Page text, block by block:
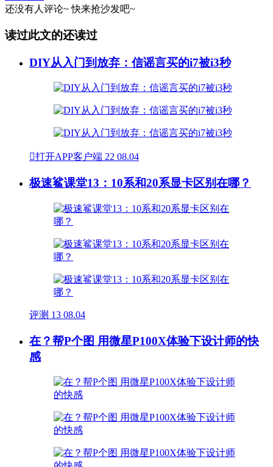
还没有人评论~ 快来抢沙发吧~
读过此文的还读过
DIY从入门到放弃：信谣言买的i7被i3秒
打开APP客户端 22 08.04
极速鲨课堂13：10系和20系显卡区别在哪？
评测 13 08.04
在？帮P个图 用微星P100X体验下设计师的快
感